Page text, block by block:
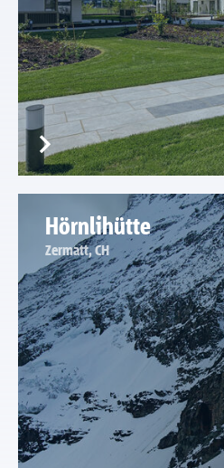
Hörnlihütte
Zermatt, CH